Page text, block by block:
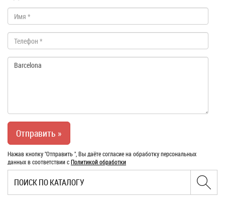
Нажав кнопку "Отправить ", Вы даёте согласие на обработку персональных
данных в соответствии сПолитикой обработки